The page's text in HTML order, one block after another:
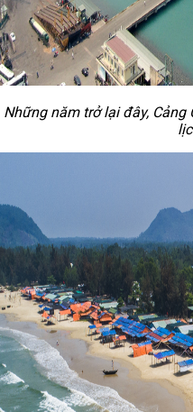
Những năm trở lại đây,